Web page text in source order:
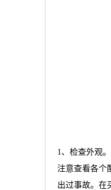
1、检查外观
注意查看各个
出过事故。在